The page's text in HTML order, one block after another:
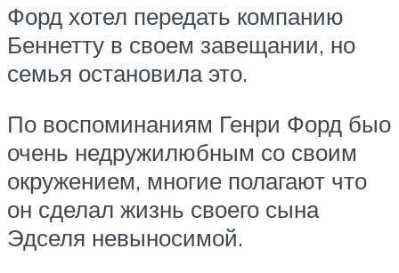
Форд хотел передать компанию
Беннетту в своем завещании, но
семья остановила это.
По воспоминаниям Генри Форд быо
очень недружилюбным со своим
окружением, многие полагают что
он сделал жизнь своего сына
Эдселя невыносимой.